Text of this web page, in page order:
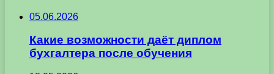
05.06.2026
Какие возможности даёт диплом
бухгалтера после обучения